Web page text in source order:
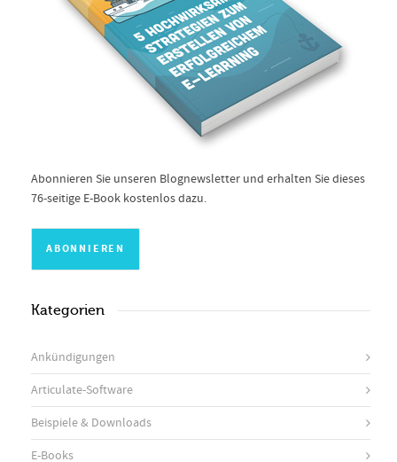
Abonnieren Sie unseren Blognewsletter und erhalten Sie dieses
76-seitige E-Book kostenlos dazu.
Kategorien
Ankündigungen
Articulate-Software
Beispiele & Downloads
E-Books